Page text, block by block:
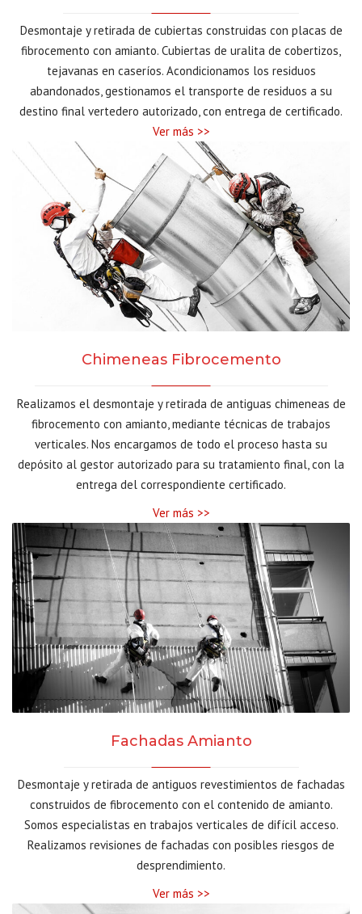
Desmontaje y retirada de cubiertas construidas con placas de
fibrocemento con amianto. Cubiertas de uralita de cobertizos,
tejavanas en caseríos. Acondicionamos los residuos
abandonados, gestionamos el transporte de residuos a su
destino final vertedero autorizado, con entrega de certificado.
Ver más >>
Chimeneas Fibrocemento
Realizamos el desmontaje y retirada de antiguas chimeneas de
fibrocemento con amianto, mediante técnicas de trabajos
verticales. Nos encargamos de todo el proceso hasta su
depósito al gestor autorizado para su tratamiento final, con la
entrega del correspondiente certificado.
Ver más >>
Fachadas Amianto
Desmontaje y retirada de antiguos revestimientos de fachadas
construidos de fibrocemento con el contenido de amianto.
Somos especialistas en trabajos verticales de difícil acceso.
Realizamos revisiones de fachadas con posibles riesgos de
desprendimiento.
Ver más >>